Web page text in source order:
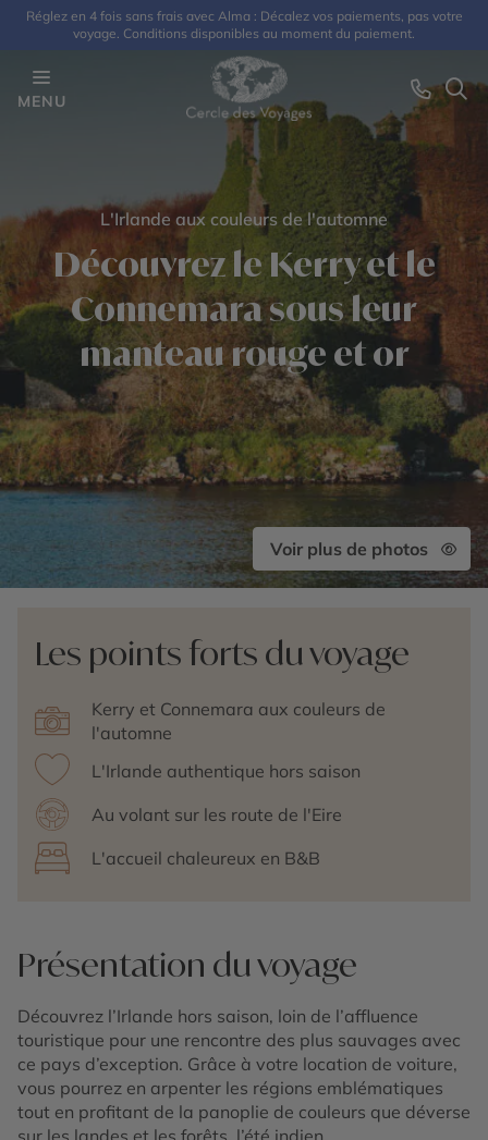
Réglez en 4 fois sans frais avec Alma : Décalez vos paiements, pas votre
voyage. Conditions disponibles au moment du paiement.
MENU
L'Irlande aux couleurs de l'automne
Découvrez le Kerry et le
Connemara sous leur
manteau rouge et or
Voir plus de photos
Les points forts du voyage
Kerry et Connemara aux couleurs de
l'automne
L'Irlande authentique hors saison
Au volant sur les route de l'Eire
L'accueil chaleureux en B&B
Présentation du voyage
Découvrez l’Irlande hors saison, loin de l’affluence
touristique pour une rencontre des plus sauvages avec
ce pays d’exception. Grâce à votre location de voiture,
vous pourrez en arpenter les régions emblématiques
tout en profitant de la panoplie de couleurs que déverse
sur les landes et les forêts, l’été indien.